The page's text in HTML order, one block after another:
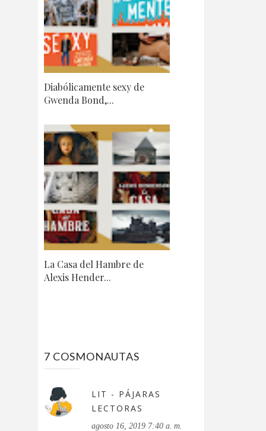
Diabólicamente sexy de
Gwenda Bond,...
La Casa del Hambre de
Alexis Hender...
7 COSMONAUTAS
LIT - PÁJARAS
LECTORAS
agosto 16, 2019 7:40 a. m.